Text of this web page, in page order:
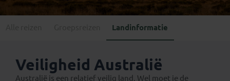
Landinformatie
Veiligheid Australië
Australië is een relatief veilig land. Wel moet je de